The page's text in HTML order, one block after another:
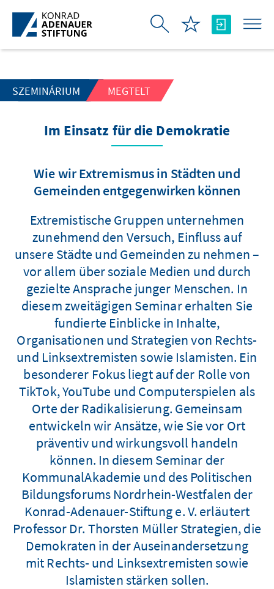
Ugrás a fő tartalomhoz
SZEMINÁRIUM MEGTELT
Im Einsatz für die Demokratie
Wie wir Extremismus in Städten und
Gemeinden entgegenwirken können
Extremistische Gruppen unternehmen
zunehmend den Versuch, Einfluss auf
unsere Städte und Gemeinden zu nehmen –
vor allem über soziale Medien und durch
gezielte Ansprache junger Menschen. In
diesem zweitägigen Seminar erhalten Sie
fundierte Einblicke in Inhalte,
Organisationen und Strategien von Rechts-
und Linksextremisten sowie Islamisten. Ein
besonderer Fokus liegt auf der Rolle von
TikTok, YouTube und Computerspielen als
Orte der Radikalisierung. Gemeinsam
entwickeln wir Ansätze, wie Sie vor Ort
präventiv und wirkungsvoll handeln
können. In diesem Seminar der
KommunalAkademie und des Politischen
Bildungsforums Nordrhein-Westfalen der
Konrad-Adenauer-Stiftung e. V. erläutert
Professor Dr. Thorsten Müller Strategien, die
Demokraten in der Auseinandersetzung
mit Rechts- und Linksextremisten sowie
Islamisten stärken sollen.